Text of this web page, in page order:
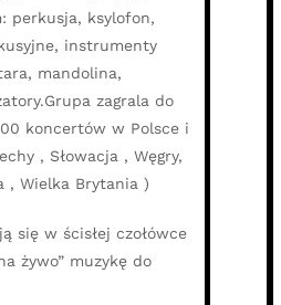
perkusja, ksylofon,
instrumenty
mandolina,
zagrala do
koncertów w Polsce i
, Słowacja , Węgry,
, Wielka Brytania )
się w ścisłej czołówce
żywo” muzykę do